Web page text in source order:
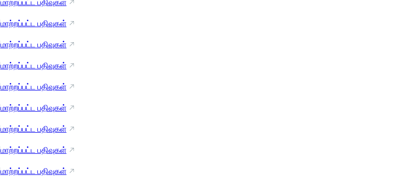
மாற்றப்பட்ட பதிவுகள்
மாற்றப்பட்ட பதிவுகள்
மாற்றப்பட்ட பதிவுகள்
மாற்றப்பட்ட பதிவுகள்
மாற்றப்பட்ட பதிவுகள்
மாற்றப்பட்ட பதிவுகள்
மாற்றப்பட்ட பதிவுகள்
மாற்றப்பட்ட பதிவுகள்
மாற்றப்பட்ட பதிவுகள்